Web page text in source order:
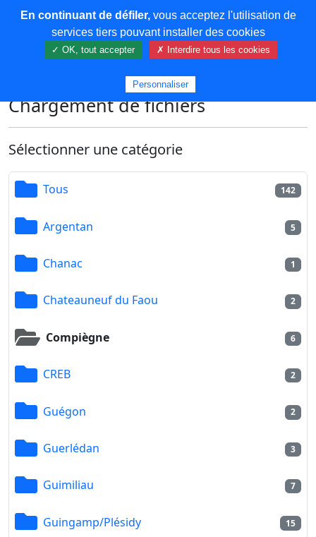
COREMA
Chargement de fichiers
Sélectionner une catégorie
Tous 142
Argentan 5
Chanac 1
Chateauneuf du Faou 2
Compiègne 6
CREB 2
Guégon 2
Guerlédan 3
Guimiliau 7
Guingamp/Plésidy 15
En continuant de défiler,vous acceptez l'utilisation de
services tiers pouvant installer des cookies
✓ OK, tout accepter ✗ Interdire tous les cookies
Personnaliser